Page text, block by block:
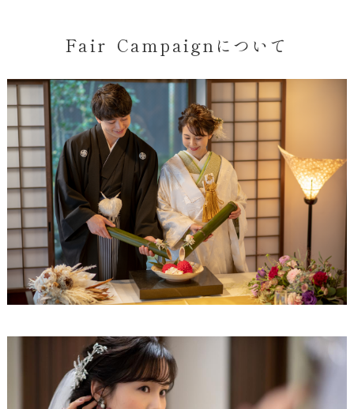
Fair Campaignについて